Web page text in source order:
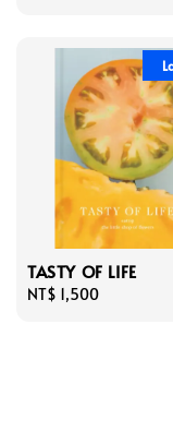
TASTY OF LIFE
Regular
NT$ 1,500